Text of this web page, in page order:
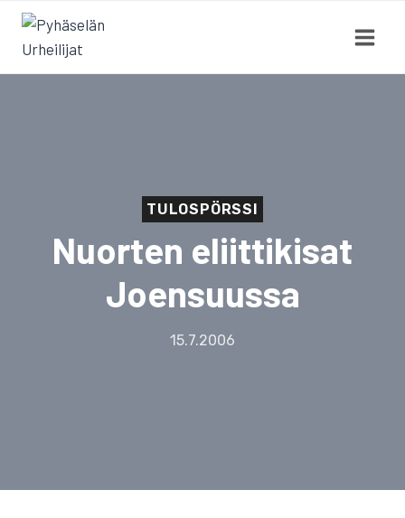
Siirry
sisältöön
TULOSPÖRSSI
Nuorten eliittikisat
Joensuussa
15.7.2006